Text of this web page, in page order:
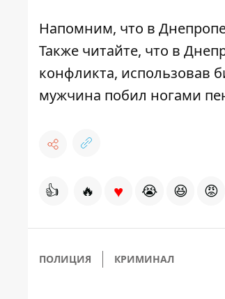
Напомним, что в
Также читайте, что в
конфликта, использовав
мужчина побил ногами
👍 🔥 ♥ 😭 😆 😡
ПОЛИЦИЯ КРИМИНАЛ